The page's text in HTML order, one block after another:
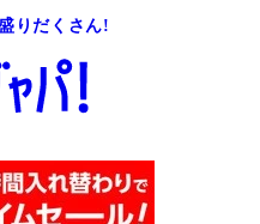
りだくさん!